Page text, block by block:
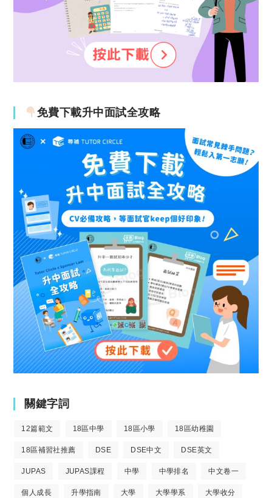
免費下載升中面試全攻略
關鍵字詞
12篇範文 18區中學 18區小學 18區幼稚園
18區補習社推薦 DSE DSE中文 DSE英文
JUPAS JUPAS課程 中學 中學排名 中文卷一
個人成長 升學指南 大學 大學學系 大學收分